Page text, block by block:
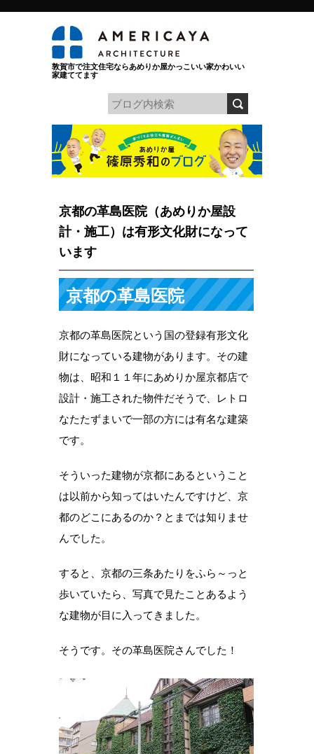
敦賀市で注文住宅ならあめりか屋かっこいい家かわいい
家建ててます
京都の革島医院（あめりか屋設
計・施工）は有形文化財になって
います
京都の革島医院
京都の革島医院という国の登録有形文化
財になっている建物があります。その建
物は、昭和１１年にあめりか屋京都店で
設計・施工された物件だそうで、レトロ
なたたずまいで一部の方には有名な建築
です。
そういった建物が京都にあるということ
は以前から知ってはいたんですけど、京
都のどこにあるのか？とまでは知りませ
んでした。
すると、京都の三条あたりをふら～っと
歩いていたら、写真で見たことあるよう
な建物が目に入ってきました。
そうです。その革島医院さんでした！